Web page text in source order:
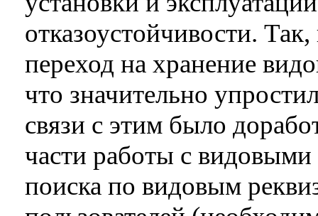
отказоустойчивости.
переход на хранение
что значительно
связи с этим было
части работы с
поиска по видовым